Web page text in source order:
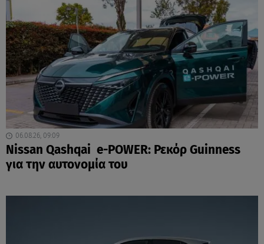
06.08.26, 09:09
Nissan Qashqai e-POWER: Ρεκόρ Guinness
για την αυτονομία του